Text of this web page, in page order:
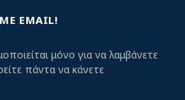
EMAIL!
μόνο για να λαμβάνετε
πάντα να κάνετε